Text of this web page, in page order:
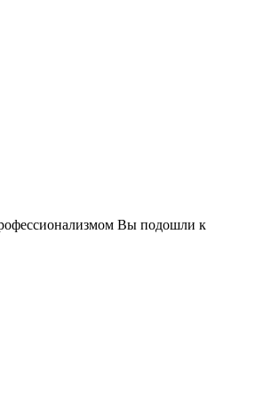
Вы подошли к